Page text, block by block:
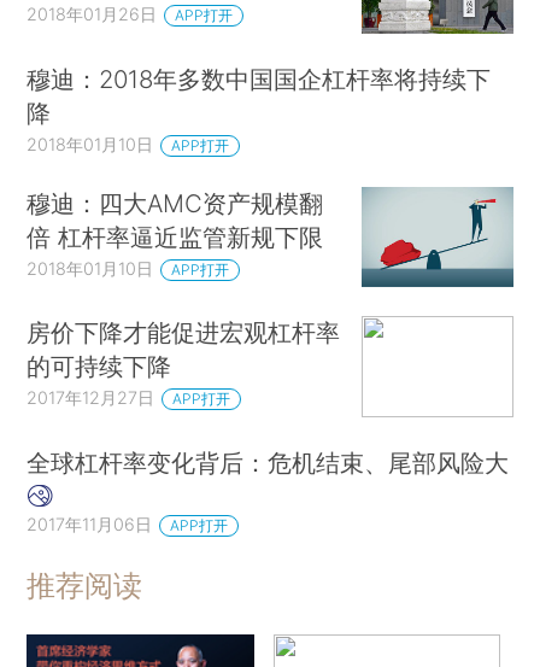
2018年01月26日 APP打开
穆迪：2018年多数中国国企杠杆率将持续下
降
2018年01月10日 APP打开
穆迪：四大AMC资产规模翻
倍 杠杆率逼近监管新规下限
2018年01月10日 APP打开
房价下降才能促进宏观杠杆率
的可持续下降
2017年12月27日 APP打开
全球杠杆率变化背后：危机结束、尾部风险大
2017年11月06日 APP打开
推荐阅读